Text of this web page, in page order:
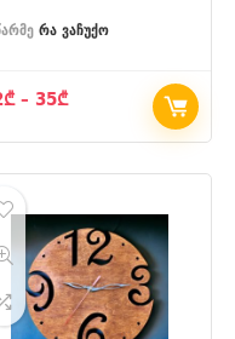
რა ვაჩუქო
₾ – 35₾Price
32₾
through